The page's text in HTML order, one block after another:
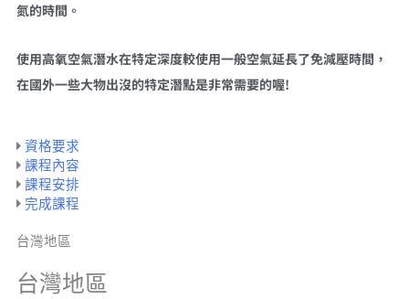
氮的時間。
使用高氧空氣潛水在特定深度較使用一般空氣延長了免減壓時間，
在國外一些大物出沒的特定潛點是非常需要的喔!
資格要求
課程內容
課程安排
完成課程
台灣地區
台灣地區